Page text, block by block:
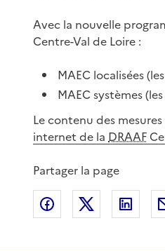
Avec la nouvelle
Centre-Val de Loire :
MAEC localisées
MAEC systèmes
Le contenu des
internet de la DRAAF
Partager la page
Partager surPartager